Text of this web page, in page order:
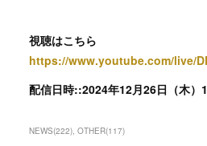
視聴はこちら
https://www.youtube.com/live/
配信日時::2024年12月26日（木）
NEWS(222) OTHER(117)